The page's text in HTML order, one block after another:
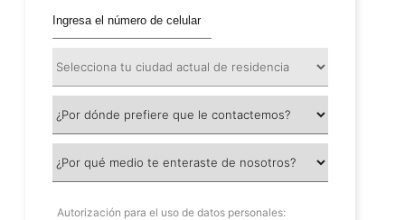
Autorización para el uso de datos personales: